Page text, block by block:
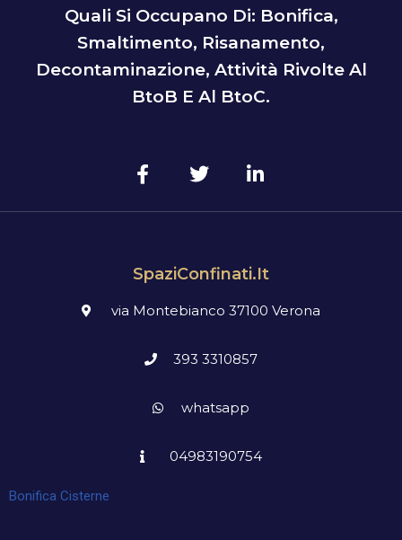
Quali Si Occupano Di: Bonifica,
Smaltimento, Risanamento,
Decontaminazione, Attività Rivolte Al
BtoB E Al BtoC.
SpaziConfinati.it
via Montebianco 37100 Verona
393 3310857
whatsapp
04983190754
Bonifica Cisterne